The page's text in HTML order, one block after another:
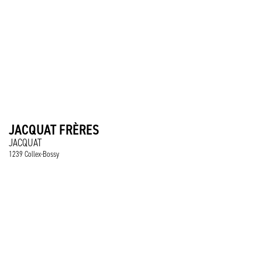
JACQUAT FRÈRES
JACQUAT
1239 Collex-Bossy